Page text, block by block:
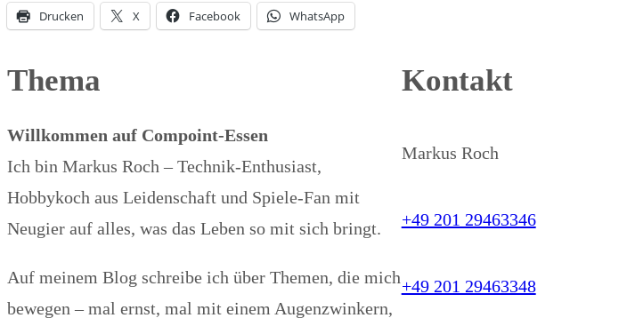
Drucken X Facebook WhatsApp
Thema
Willkommen auf Compoint-Essen
Ich bin Markus Roch – Technik-Enthusiast,
Hobbykoch aus Leidenschaft und Spiele-Fan mit
Neugier auf alles, was das Leben so mit sich bringt.
Auf meinem Blog schreibe ich über Themen, die mich
bewegen – mal ernst, mal mit einem Augenzwinkern,
Kontakt
Markus Roch
+49 201 29463346
+49 201 29463348